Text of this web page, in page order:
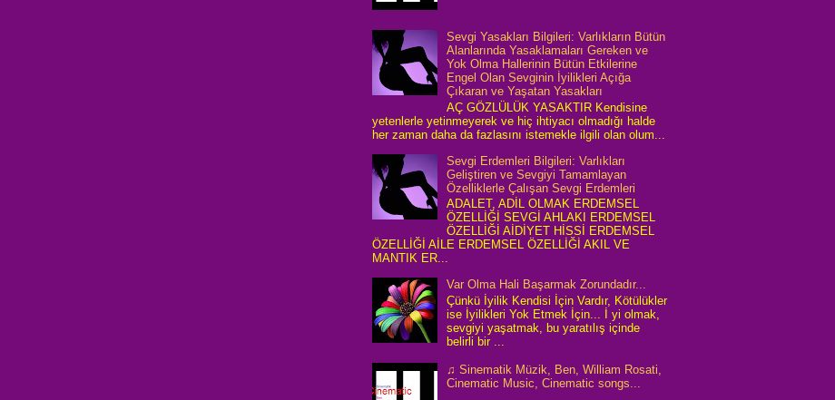
Sevgi Yasakları Bilgileri: Varlıkların Bütün
Alanlarında Yasaklamaları Gereken ve
Yok Olma Hallerinin Bütün Etkilerine
Engel Olan Sevginin İyilikleri Açığa
Çıkaran ve Yaşatan Yasakları
AÇ GÖZLÜLÜK YASAKTIR Kendisine
yetenlerle yetinmeyerek ve hiç ihtiyacı olmadığı halde
her zaman daha da fazlasını istemekle ilgili olan olum...
Sevgi Erdemleri Bilgileri: Varlıkları
Geliştiren ve Sevgiyi Tamamlayan
Özelliklerle Çalışan Sevgi Erdemleri
ADALET, ADİL OLMAK ERDEMSEL
ÖZELLİĞİ SEVGİ AHLAKI ERDEMSEL
ÖZELLİĞİ AİDİYET HİSSİ ERDEMSEL
ÖZELLİĞİ AİLE ERDEMSEL ÖZELLİĞİ AKIL VE
MANTIK ER...
Var Olma Hali Başarmak Zorundadır...
Çünkü İyilik Kendisi İçin Vardır, Kötülükler
ise İyilikleri Yok Etmek İçin... İ yi olmak,
sevgiyi yaşatmak, bu yaratılış içinde
belirli bir ...
♫ Sinematik Müzik, Ben, William Rosati,
Cinematic Music, Cinematic songs...